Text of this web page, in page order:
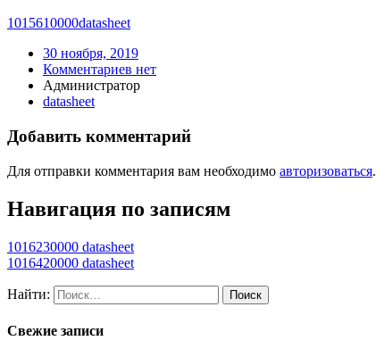
1015610000datasheet
30 ноября, 2019
Комментариев нет
Администратор
datasheet
Добавить комментарий
Для отправки комментария вам необходимо авторизоваться.
Навигация по записям
1016230000 datasheet
1016420000 datasheet
Найти:
Свежие записи